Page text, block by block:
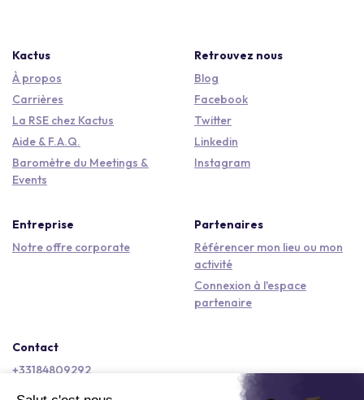
Kactus
À propos
Carrières
La RSE chez Kactus
Aide & F.A.Q.
Baromètre du Meetings &
Events
Retrouvez nous
Blog
Facebook
Twitter
Linkedin
Instagram
Entreprise
Notre offre corporate
Partenaires
Référencer mon lieu ou mon
activité
Connexion à l'espace
partenaire
Contact
+33184809292